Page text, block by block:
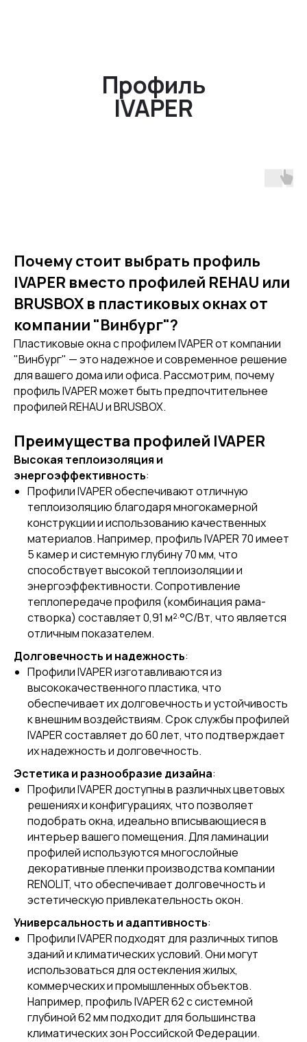
Профиль
IVAPER
Почему стоит выбрать профиль
IVAPER вместо профилей REHAU или
BRUSBOX в пластиковых окнах от
компании "Винбург"?
Пластиковые окна с профилем IVAPER от компании
"Винбург" — это надежное и современное решение
для вашего дома или офиса. Рассмотрим, почему
профиль IVAPER может быть предпочтительнее
профилей REHAU и BRUSBOX.
Преимущества профилей IVAPER
Высокая теплоизоляция и
энергоэффективность:
Профили IVAPER обеспечивают отличную
теплоизоляцию благодаря многокамерной
конструкции и использованию качественных
материалов. Например, профиль IVAPER 70 имеет
5 камер и системную глубину 70 мм, что
способствует высокой теплоизоляции и
энергоэффективности. Сопротивление
теплопередаче профиля (комбинация рама-
створка) составляет 0,91 м²·°С/Вт, что является
отличным показателем.
Долговечность и надежность:
Профили IVAPER изготавливаются из
высококачественного пластика, что
обеспечивает их долговечность и устойчивость
к внешним воздействиям. Срок службы профилей
IVAPER составляет до 60 лет, что подтверждает
их надежность и долговечность.
Эстетика и разнообразие дизайна:
Профили IVAPER доступны в различных цветовых
решениях и конфигурациях, что позволяет
подобрать окна, идеально вписывающиеся в
интерьер вашего помещения. Для ламинации
профилей используются многослойные
декоративные пленки производства компании
RENOLIT, что обеспечивает долговечность и
эстетическую привлекательность окон.
Универсальность и адаптивность:
Профили IVAPER подходят для различных типов
зданий и климатических условий. Они могут
использоваться для остекления жилых,
коммерческих и промышленных объектов.
Например, профиль IVAPER 62 с системной
глубиной 62 мм подходит для большинства
климатических зон Российской Федерации.